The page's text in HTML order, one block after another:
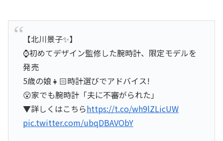
【北川景子✨】
⌚初めてデザイン監修した腕時計、限定モデルを
発売
5歳の娘👧🏻時計選びでアドバイス!
😮家でも腕時計「夫に不審がられた」
▼詳しくはこちらhttps://t.co/wh9lZLicUW
pic.twitter.com/ubqDBAVObY